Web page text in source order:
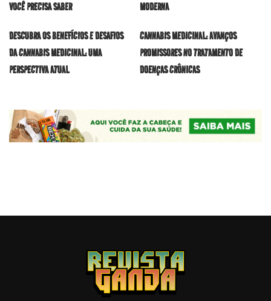
VOCÊ PRECISA SABER
MODERNA
DESCUBRA OS BENEFÍCIOS E DESAFIOS
DA CANNABIS MEDICINAL: UMA
PERSPECTIVA ATUAL
CANNABIS MEDICINAL: AVANÇOS
PROMISSORES NO TRATAMENTO DE
DOENÇAS CRÔNICAS